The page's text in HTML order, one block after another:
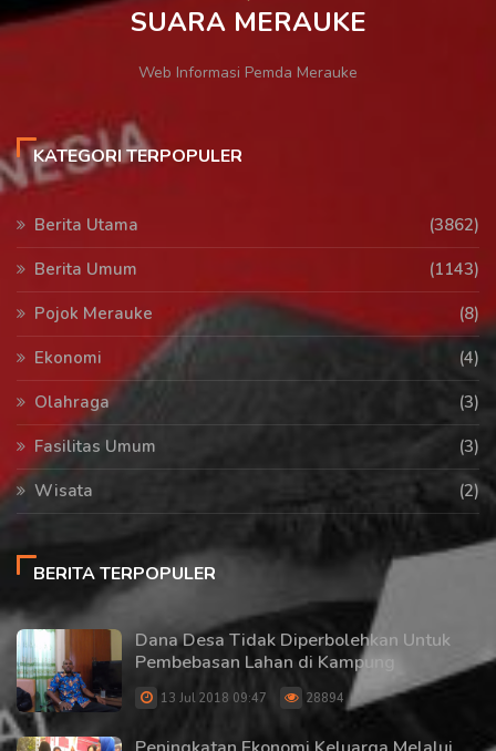
SUARA MERAUKE
Web Informasi Pemda Merauke
KATEGORI TERPOPULER
Berita Utama
(3862)
Berita Umum
(1143)
Pojok Merauke
(8)
Ekonomi
(4)
Olahraga
(3)
Fasilitas Umum
(3)
Wisata
(2)
BERITA TERPOPULER
Dana Desa Tidak Diperbolehkan Untuk
Pembebasan Lahan di Kampung
13 Jul 2018 09:47 28894